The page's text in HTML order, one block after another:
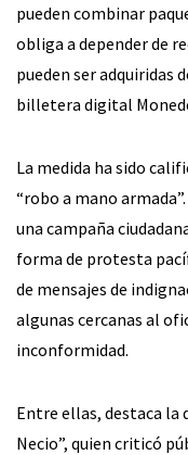
pueden combinar
obliga a depender de
pueden ser adquiridas
billetera digital
La medida ha sido
“robo a mano
una campaña
forma de protesta
de mensajes de
algunas cercanas al
inconformidad.
Entre ellas, destaca la
Necio”, quien criticó